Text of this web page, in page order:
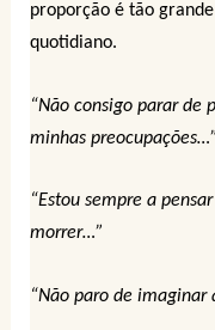
proporção é tão
quotidiano.
“Não consigo parar de
minhas preocupações…”
“Estou sempre a
morrer…”
“Não paro de imaginar